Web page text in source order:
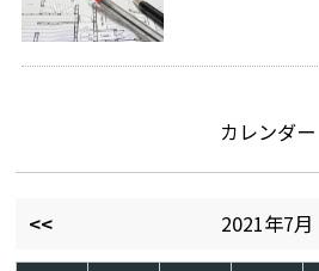
カレンダー
<< 2021年7月